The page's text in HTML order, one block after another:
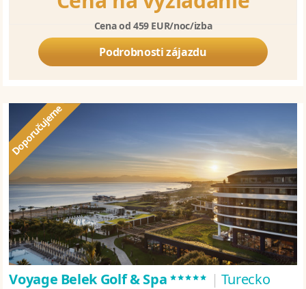
Cena od 459 EUR/noc/izba
Podrobnosti zájazdu
Voyage Belek Golf & Spa***** | Turecko